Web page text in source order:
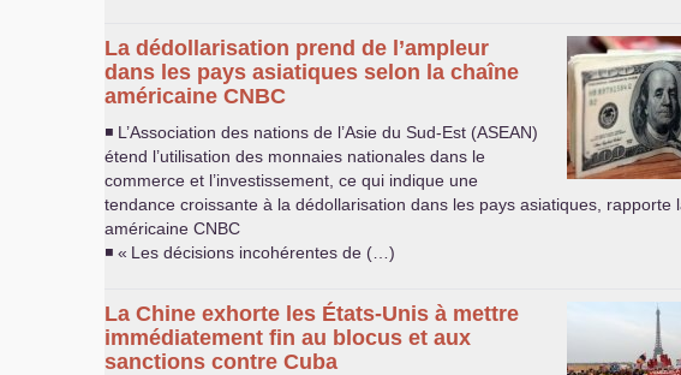
La dédollarisation prend de l’ampleur
dans les pays asiatiques selon la chaîne
américaine CNBC
◾ L’Association des nations de l’Asie du Sud-Est (ASEAN)
étend l’utilisation des monnaies nationales dans le
commerce et l’investissement, ce qui indique une
tendance croissante à la dédollarisation dans les pays asiatiques, rapporte
américaine CNBC
◾ « Les décisions incohérentes de (…)
La Chine exhorte les États-Unis à mettre
immédiatement fin au blocus et aux
sanctions contre Cuba